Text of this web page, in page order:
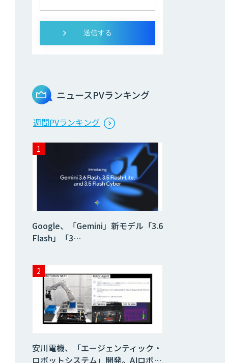
ニュースPVランキング
週間PVランキング
Google、「Gemini」新モデル「3.6
Flash」「3…
安川電機、「エージェンティック・
ロボットシステム」開発。AIロボ…